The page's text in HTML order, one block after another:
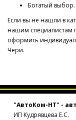
Богатый выбор.
Если вы не нашли в
нашим специалистам
оформить
Чери.
"АвтоКом-НТ" -
ИП Кудрявцева Е.С.